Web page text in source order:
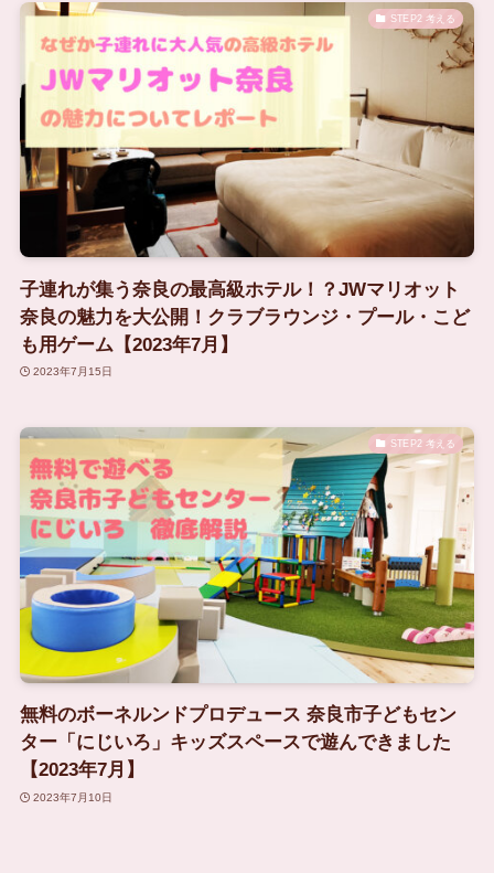
STEP2 考える
子連れが集う奈良の最高級ホテル！？JWマリオット
奈良の魅力を大公開！クラブラウンジ・プール・こど
も用ゲーム【2023年7月】
2023年7月15日
STEP2 考える
無料のボーネルンドプロデュース 奈良市子どもセン
ター「にじいろ」キッズスペースで遊んできました
【2023年7月】
2023年7月10日